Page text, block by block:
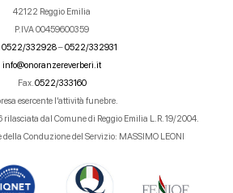
42122 Reggio Emilia
P.IVA 00459600359
0522/332928–0522/332931
info@onoranzereverberi.it
Fax. 0522/333160
esercente l’attività funebre.
dal Comune di Reggio Emilia L.R. 19/2004.
della Conduzione del Servizio: MASSIMO LEONI